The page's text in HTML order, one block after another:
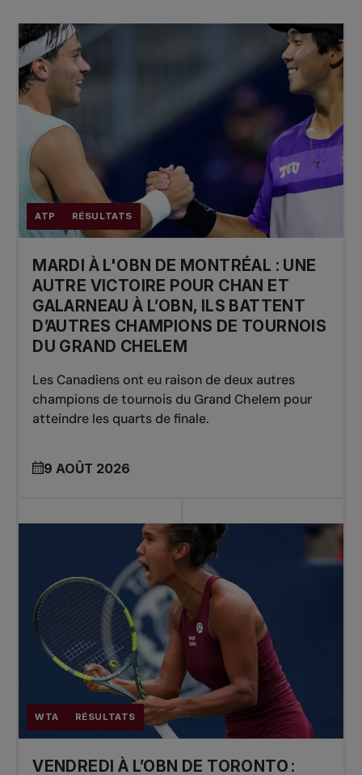
ATP RÉSULTATS
MARDI À L'OBN DE MONTRÉAL : UNE
AUTRE VICTOIRE POUR CHAN ET
GALARNEAU À L’OBN, ILS BATTENT
D’AUTRES CHAMPIONS DE TOURNOIS
DU GRAND CHELEM
Les Canadiens ont eu raison de deux autres
champions de tournois du Grand Chelem pour
atteindre les quarts de finale.
9 AOÛT 2026
WTA RÉSULTATS
VENDREDI À L’OBN DE TORONTO :